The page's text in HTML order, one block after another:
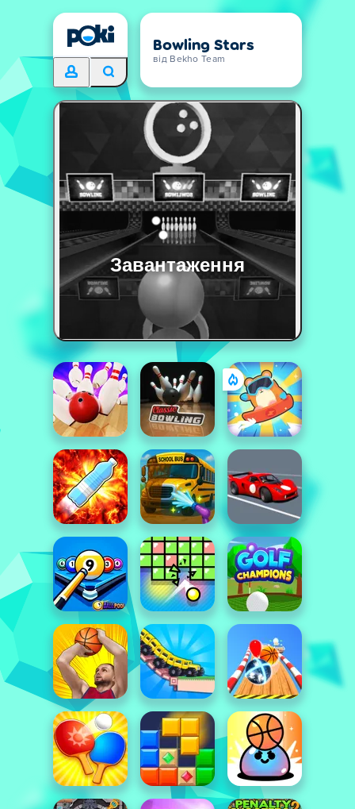
Bowling Stars
від Bekho Team
Завантаження